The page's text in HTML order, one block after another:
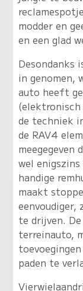
modder en
en een glad
Desondanks
in genomen,
auto heeft
de techniek
de RAV4
meegegeven
wel
handige
maakt
te drijven.
terreinauto,
paden te